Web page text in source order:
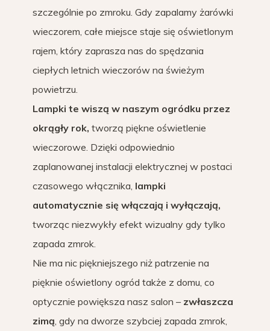
szczególnie po zmroku. Gdy zapalamy żarówki
wieczorem, całe miejsce staje się oświetlonym
rajem, który zaprasza nas do spędzania
ciepłych letnich wieczorów na świeżym
powietrzu.
Lampki te wiszą w naszym ogródku przez
okrągły rok, tworzą piękne oświetlenie
wieczorowe. Dzięki odpowiednio
zaplanowanej instalacji elektrycznej w postaci
czasowego włącznika, lampki
automatycznie się włączają i wyłączają,
tworząc niezwykły efekt wizualny gdy tylko
zapada zmrok.
Nie ma nic piękniejszego niż patrzenie na
pięknie oświetlony ogród także z domu, co
optycznie powiększa nasz salon – zwłaszcza
zimą, gdy na dworze szybciej zapada zmrok,